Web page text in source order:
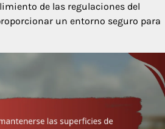
de las regulaciones del
un entorno seguro para